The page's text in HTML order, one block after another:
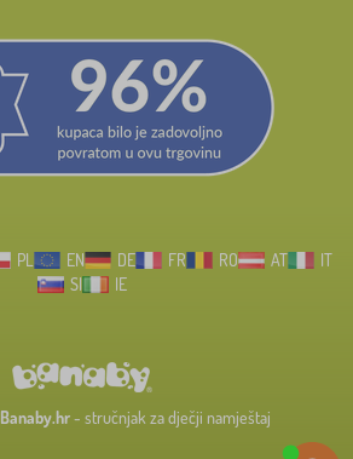
PL EN DE FR RO AT
IT
SI
IE
Banaby.hr- stručnjak za dječji namještaj